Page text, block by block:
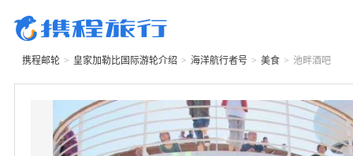
携程邮轮 > 皇家加勒比国际游轮介绍 > 海洋航行者号 > 美食 > 池畔酒吧